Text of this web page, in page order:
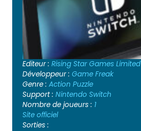
Editeur : Rising Star Games Limited
Développeur : Game Freak
Genre : Action Puzzle
Support : Nintendo Switch
Nombre de joueurs : 1
Site officiel
Sorties :